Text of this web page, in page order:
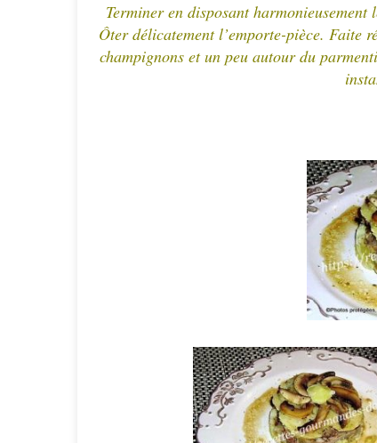
Terminer en disposant
Ôter délicatement l’emporte-pièce. Faite
champignons et un peu autourdu